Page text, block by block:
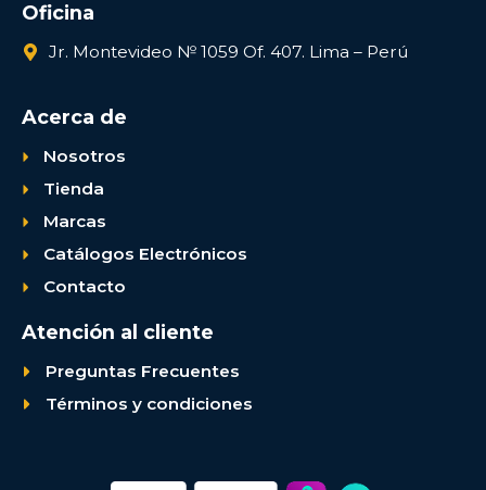
Oficina
Jr. Montevideo № 1059 Of. 407. Lima – Perú
Acerca de
Nosotros
Tienda
Marcas
Catálogos Electrónicos
Contacto
Atención al cliente
Preguntas Frecuentes
Términos y condiciones